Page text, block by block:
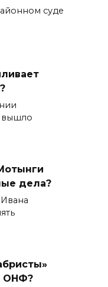
суде
вышло
дела?
ОНФ?